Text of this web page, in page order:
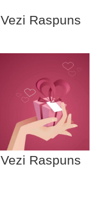
Vezi Raspuns
Vezi Raspuns